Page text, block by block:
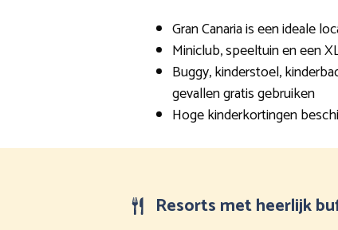
Gran Canaria is een ideale
Miniclub, speeltuin en een
Buggy, kinderstoel,
gevallen gratis gebruiken
Hoge kinderkortingen
Resorts met heerlijk